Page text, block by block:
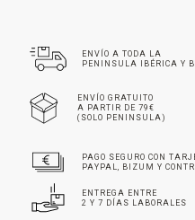
ENVÍO A TODA LA
PENINSULA IBÉRICA Y
ENVÍO GRATUITO
A PARTIR DE 79€
(SOLO PENINSULA)
PAGO SEGURO CON
PAYPAL, BIZUM Y
ENTREGA ENTRE
2 Y 7 DÍAS LABORALES